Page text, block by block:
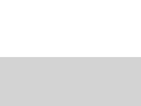
de tela